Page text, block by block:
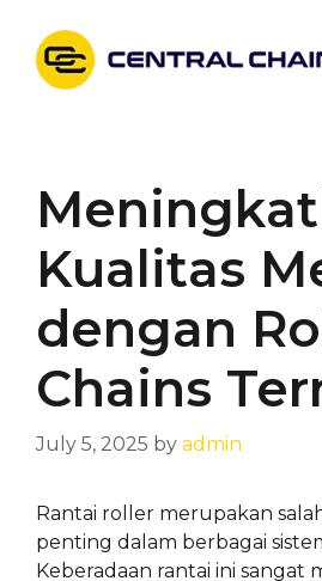
content
Kualitas
dengan
Chains
July 5, 2025 by admin
Rantai roller merupakan
penting dalam berbagai
Keberadaan rantai ini sangat